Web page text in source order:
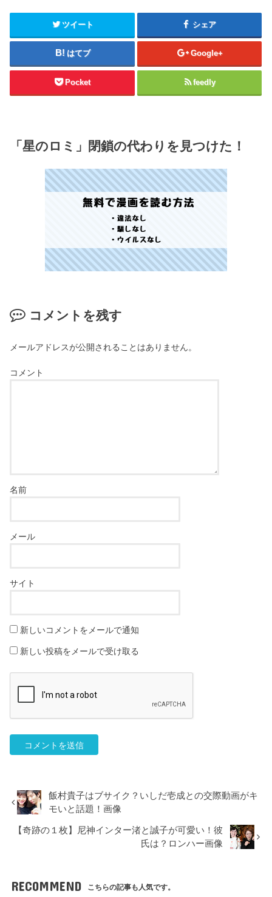
ツイート シェア
はてブ Google+
Pocket feedly
「星のロミ」閉鎖の代わりを見つけた！
コメントを残す
メールアドレスが公開されることはありません。
コメント
名前
メール
サイト
新しいコメントをメールで通知
新しい投稿をメールで受け取る
飯村貴子はブサイク？いしだ壱成との交際動画がキ
モいと話題！画像
【奇跡の１枚】尼神インター渚と誠子が可愛い！彼
氏は？ロンハー画像
RECOMMEND こちらの記事も人気です。